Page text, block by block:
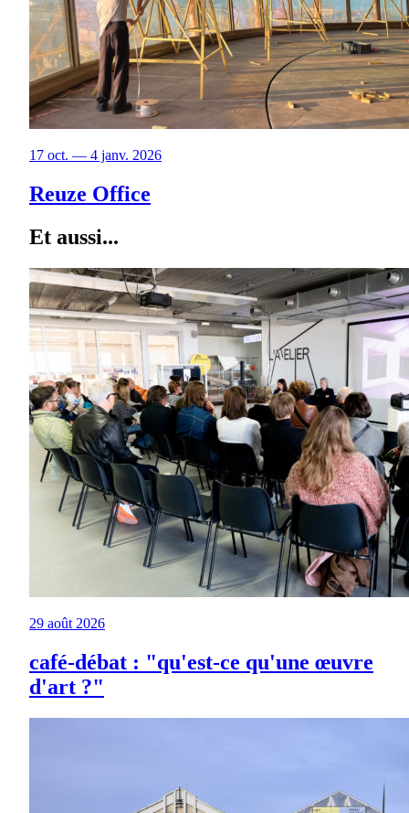
17 oct. — 4 janv. 2026
Reuze Office
Et aussi...
29 août 2026
café-débat : "qu'est-ce qu'une œuvre
d'art ?"